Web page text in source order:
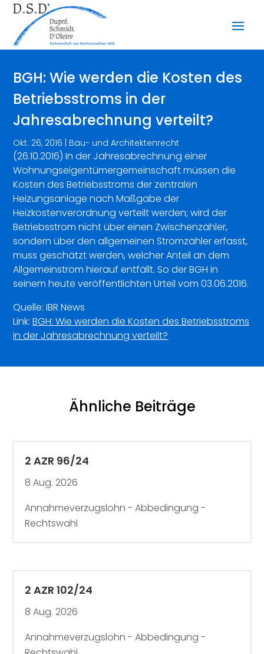
BGH: Wie werden die Kosten des
Betriebsstroms in der
Jahresabrechnung verteilt?
Okt. 26, 2016 | Bau- und Architektenrecht
(26.10.2016) In der Jahresabrechnung einer
Wohnungseigentümergemeinschaft müssen die
Kosten des Betriebsstroms der zentralen
Heizungsanlage nach Maßgabe der
Heizkostenverordnung verteilt werden; wird der
Betriebsstrom nicht über einen Zwischenzähler,
sondern über den allgemeinen Stromzähler erfasst,
muss geschätzt werden, welcher Anteil an dem
Allgemeinstrom hierauf entfällt. So der BGH in
seinem heute veröffentlichten Urteil vom 03.06.2016.
Quelle: IBR News
Link:BGH: Wie werden die Kosten des Betriebsstroms
in der Jahresabrechnung verteilt?
Ähnliche Beiträge
2 AZR 96/24
8 Aug. 2026
Annahmeverzugslohn - Abbedingung -
Rechtswahl
2 AZR 102/24
8 Aug. 2026
Annahmeverzugslohn - Abbedingung -